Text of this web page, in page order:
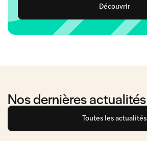
Découvrir
Nos dernières actualités
Toutes les actualités